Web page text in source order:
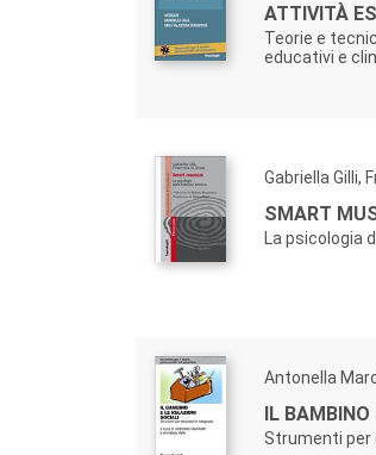
ATTIVITÀ
Teorie e
educativi e
Gabriella Gilli,
SMART
La psicologia
Antonella
IL BAMBINO
Strumenti per